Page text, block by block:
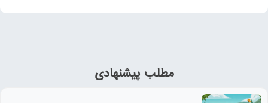
مطلب پیشنهادی